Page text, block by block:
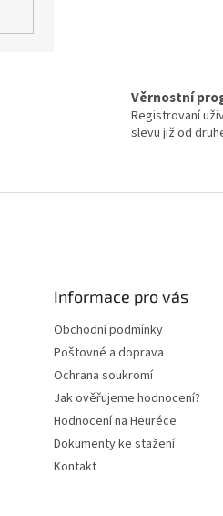
Věrnostní
Registrovaní
slevu již od
Informace pro vás
Obchodní podmínky
Poštovné a doprava
Ochrana soukromí
Jak ověřujeme hodnocení?
Hodnocení na Heuréce
Dokumenty ke stažení
Kontakt